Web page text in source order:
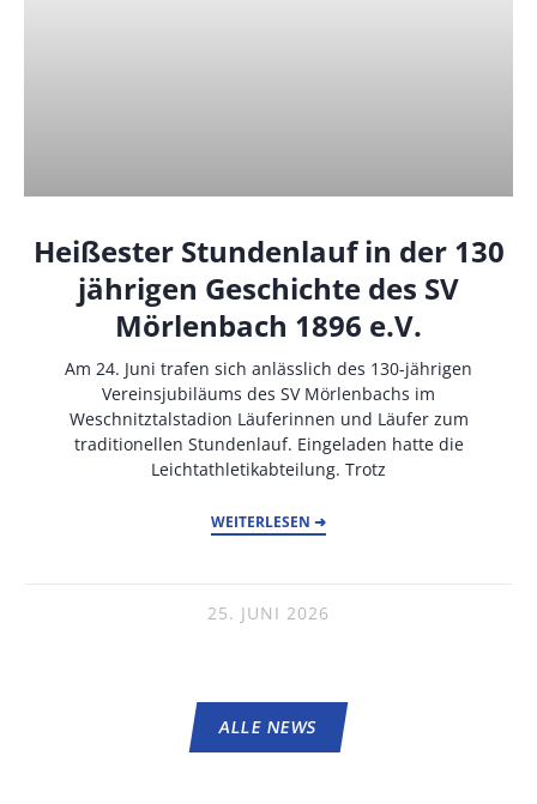
Heißester Stundenlauf in der 130
jährigen Geschichte des SV
Mörlenbach 1896 e.V.
Am 24. Juni trafen sich anlässlich des 130-jährigen
Vereinsjubiläums des SV Mörlenbachs im
Weschnitztalstadion Läuferinnen und Läufer zum
traditionellen Stundenlauf. Eingeladen hatte die
Leichtathletikabteilung. Trotz
WEITERLESEN ➜
25. JUNI 2026
ALLE NEWS